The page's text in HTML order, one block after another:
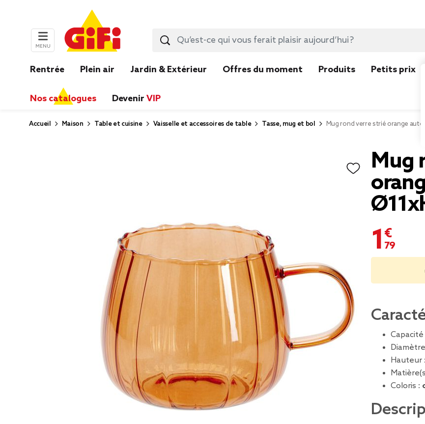
MENU
Rentrée Plein air Jardin & Extérieur Offres du moment Produits Petits prix
Nos catalogues Devenir VIP
Accueil Maison Table et cuisine Vaisselle et accessoires de table Tasse, mug et bol Mug rond verre strié orange
Mug
1,79 €
Capacité
Hauteur :
Coloris :